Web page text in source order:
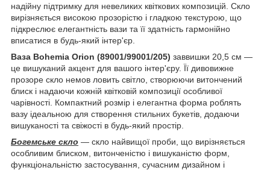
надійну підтримку для невеликих квіткових композицій. Скло
вирізняється високою прозорістю і гладкою текстурою, що
підкреслює елегантність вази та її здатність гармонійно
вписатися в будь-який інтер'єр.
Ваза Bohemia Orion (89001/99001/205) заввишки 20,5 см —
це вишуканий акцент для вашого інтер'єру. Її дивовижне
прозоре скло немов ловить світло, створюючи витончений
блиск і надаючи кожній квітковій композиції особливої
чарівності. Компактний розмір і елегантна форма роблять
вазу ідеальною для створення стильних букетів, додаючи
вишуканості та свіжості в будь-який простір.
Богемське скло — скло найвищої проби, що вирізняється
особливим блиском, витонченістю і вишуканістю форм,
функціональністю застосування, сучасним дизайном і